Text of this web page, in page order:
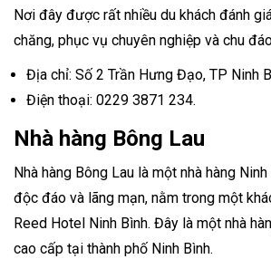
Nơi đây được rất nhiều du khách đánh
chăng, phục vụ chuyên nghiệp và chu
Địa chỉ: Số 2 Trần Hưng Đạo, TP Ninh
Điện thoại: 0229 3871 234.
Nhà hàng Bông Lau
Nhà hàng Bông Lau là một nhà hàng
độc đáo và lãng mạn, nằm trong một
Reed Hotel Ninh Bình. Đây là một nhà
cao cấp tại thành phố Ninh Bình.